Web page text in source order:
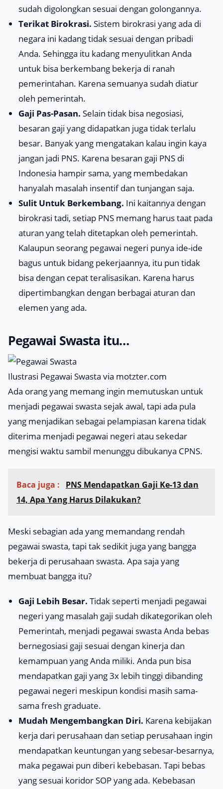
sudah digolongkan sesuai dengan golongannya.
Terikat Birokrasi. Sistem birokrasi yang ada di
negara ini kadang tidak sesuai dengan pribadi
Anda. Sehingga itu kadang menyulitkan Anda
untuk bisa berkembang bekerja di ranah
pemerintahan. Karena semuanya sudah diatur
oleh pemerintah.
Gaji Pas-Pasan. Selain tidak bisa negosiasi,
besaran gaji yang didapatkan juga tidak terlalu
besar. Banyak yang mengatakan kalau ingin kaya
jangan jadi PNS. Karena besaran gaji PNS di
Indonesia hampir sama, yang membedakan
hanyalah masalah insentif dan tunjangan saja.
Sulit Untuk Berkembang. Ini kaitannya dengan
birokrasi tadi, setiap PNS memang harus taat pada
aturan yang telah ditetapkan oleh pemerintah.
Kalaupun seorang pegawai negeri punya ide-ide
bagus untuk bidang pekerjaannya, itu pun tidak
bisa dengan cepat teralisasikan. Karena harus
dipertimbangkan dengan berbagai aturan dan
elemen yang ada.
Pegawai Swasta itu…
Ilustrasi Pegawai Swasta via motzter.com
Ada orang yang memang ingin memutuskan untuk
menjadi pegawai swasta sejak awal, tapi ada pula
yang menjadikan sebagai pelampiasan karena tidak
diterima menjadi pegawai negeri atau sekedar
mengisi waktu sambil menunggu dibukanya CPNS.
Baca juga :
PNS Mendapatkan Gaji Ke-13 dan
14, Apa Yang Harus Dilakukan?
Meski sebagian ada yang memandang rendah
pegawai swasta, tapi tak sedikit juga yang bangga
bekerja di perusahaan swasta. Apa saja yang
membuat bangga itu?
Gaji Lebih Besar. Tidak seperti menjadi pegawai
negeri yang masalah gaji sudah dikategorikan oleh
Pemerintah, menjadi pegawai swasta Anda bebas
bernegosiasi gaji sesuai dengan kinerja dan
kemampuan yang Anda miliki. Anda pun bisa
mendapatkan gaji yang 3x lebih tinggi dibanding
pegawai negeri meskipun kondisi masih sama-
samafresh graduate.
Mudah Mengembangkan Diri. Karena kebijakan
kerja dari perusahaan dan setiap perusahaan ingin
mendapatkan keuntungan yang sebesar-besarnya,
maka pegawai pun diberi kebebasan. Tapi bebas
yang sesuai koridor SOP yang ada. Kebebasan